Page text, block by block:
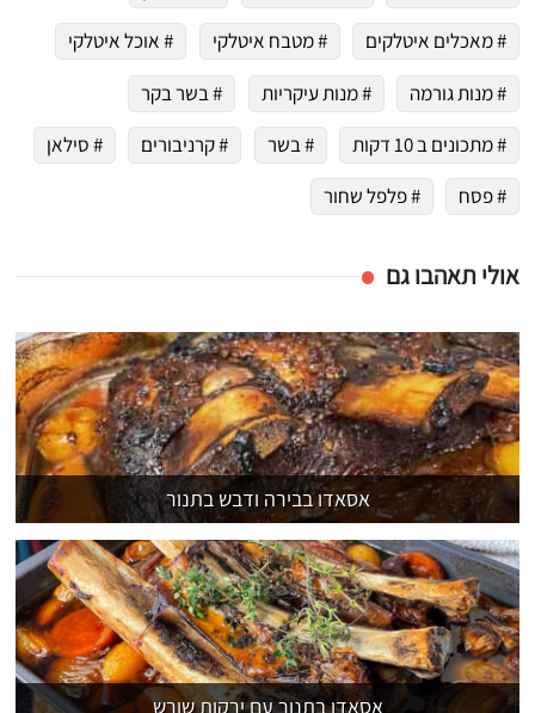
# מאכלים איטלקים
# מטבח איטלקי
# אוכל איטלקי
# מנות גורמה
# מנות עיקריות
# בשר בקר
# מתכונים ב 10 דקות
# בשר # קרניבורים
# סילאן
# פסח
# פלפל שחור
אולי תאהבו גם
אסאדו בבירה ודבש בתנור
אסאדו בתנור עם ירקות שורש